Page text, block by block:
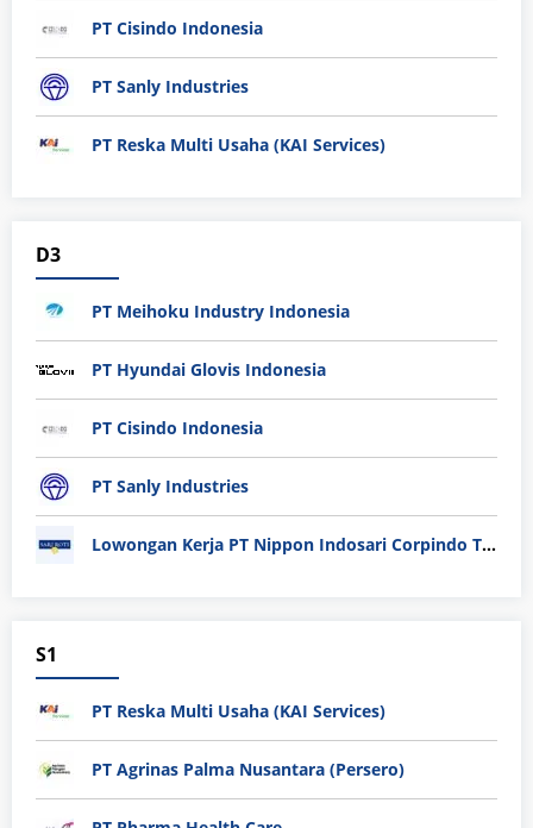
PT Cisindo Indonesia
PT Sanly Industries
PT Reska Multi Usaha (KAI Services)
D3
PT Meihoku Industry Indonesia
PT Hyundai Glovis Indonesia
PT Cisindo Indonesia
PT Sanly Industries
Lowongan Kerja PT Nippon Indosari Corpindo Tbk. Bulan Agustus 2026
S1
PT Reska Multi Usaha (KAI Services)
PT Agrinas Palma Nusantara (Persero)